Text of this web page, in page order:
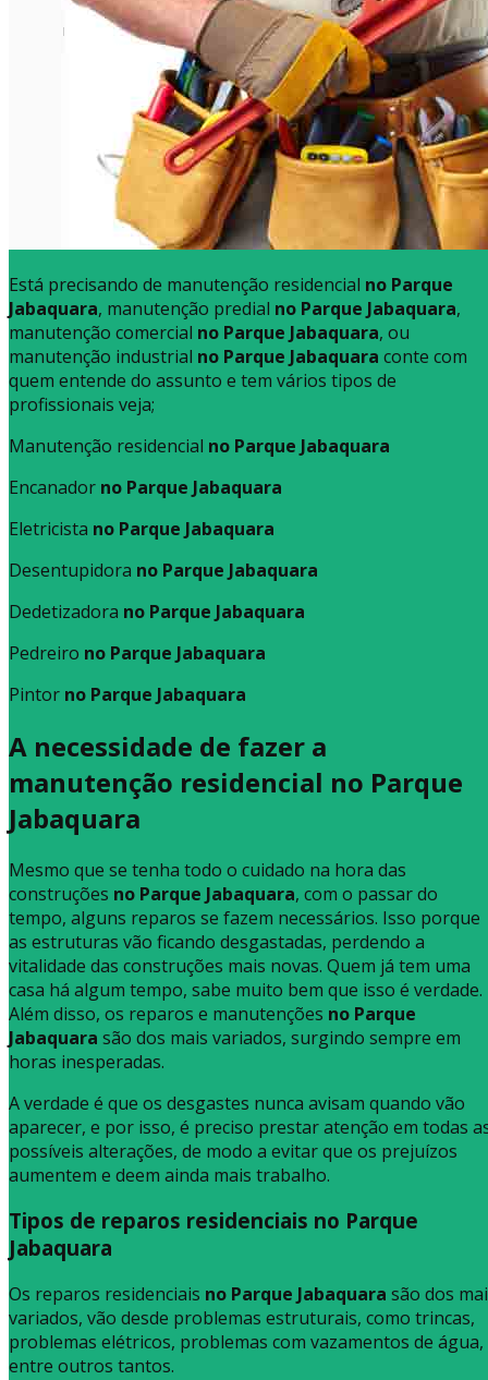
Está precisando de manutenção residencial no Parque
Jabaquara, manutenção predial no Parque Jabaquara,
manutenção comercial no Parque Jabaquara, ou
manutenção industrial no Parque Jabaquara conte com
quem entende do assunto e tem vários tipos de
profissionais veja;
Manutenção residencial no Parque Jabaquara
Encanador no Parque Jabaquara
Eletricista no Parque Jabaquara
Desentupidora no Parque Jabaquara
Dedetizadora no Parque Jabaquara
Pedreiro no Parque Jabaquara
Pintor no Parque Jabaquara
A necessidade de fazer a
manutenção residencial no Parque
Jabaquara
Mesmo que se tenha todo o cuidado na hora das
construções no Parque Jabaquara, com o passar do
tempo, alguns reparos se fazem necessários. Isso porque
as estruturas vão ficando desgastadas, perdendo a
vitalidade das construções mais novas. Quem já tem uma
casa há algum tempo, sabe muito bem que isso é verdade.
Além disso, os reparos e manutenções no Parque
Jabaquara são dos mais variados, surgindo sempre em
horas inesperadas.
A verdade é que os desgastes nunca avisam quando vão
aparecer, e por isso, é preciso prestar atenção em todas
possíveis alterações, de modo a evitar que os prejuízos
aumentem e deem ainda mais trabalho.
Tipos de reparos residenciais no Parque
Jabaquara
Os reparos residenciais no Parque Jabaquara são dos
variados, vão desde problemas estruturais, como trincas,
problemas elétricos, problemas com vazamentos de água,
entre outros tantos.